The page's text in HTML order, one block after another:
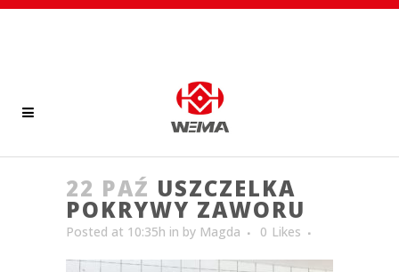
22 PAŹ USZCZELKA
POKRYWY ZAWORU
Posted at 10:35h in by Magda 0 Likes